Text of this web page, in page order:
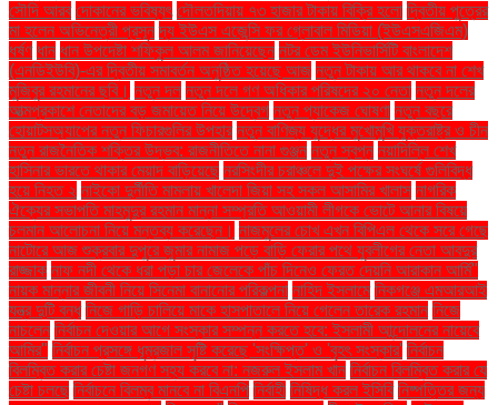
সৌদি আরব দোকানের ভবিষ্যৎ দৌলতদিয়ায় ৭৩ হাজার টাকায় বিক্রি হলো দ্বিতীয় পুত্রের
মা হলেন অভিনেত্রী প্রসূন দ্য ইউএস এজেন্সি ফর গ্লোবাল মিডিয়া (ইউএসএজিএম)
ধর্ষণ ধান ধান উপদেষ্টা শফিকুল আলম জানিয়েছেন নটর ডেম ইউনিভার্সিটি বাংলাদেশ
(এনডিইউবি)-এর দ্বিতীয় সমাবর্তন অনুষ্ঠিত হয়েছে আজ নতুন টাকায় আর থাকবে না শেখ
মুজিবুর রহমানের ছবি। নতুন দল নতুন দলে গণ অধিকার পরিষদের ২০ নেতা নতুন দলের
আত্মপ্রকাশে নেতাদের বড় জমায়েত নিয়ে উদ্বেগ নতুন প্যাকেজ ঘোষণা নতুন বছরে
হোয়াটসঅ্যাপের নতুন ফিচারগুলির উপহার নতুন বাণিজ্য যুদ্ধের মুখোমুখি যুক্তরাষ্ট্র ও চীন
নতুন রাজনৈতিক শক্তির উদ্ভব: রাজনীতিতে নানা গুঞ্জন নতুন স্বপ্ন নয়াদিল্লি শেখ
হাসিনার ভারতে থাকার মেয়াদ বাড়িয়েছে নরসিংদীর চরাঞ্চলে দুই পক্ষের সংঘর্ষে গুলিবিদ্ধ
হয়ে নিহত ২ নাইকো দুর্নীতি মামলায় খালেদা জিয়া সহ সকল আসামির খালাস নাগরিক
ঐক্যের সভাপতি মাহমুদুর রহমান মান্না সম্প্রতি আওয়ামী লীগকে ভোটে আনার বিষয়ে
চলমান আলোচনা নিয়ে মন্তব্য করেছেন। নাজমুলের চোখ এখন বিপিএল থেকে সরে গেছে
নাটোরে আজ শুক্রবার দুপুরে জুমার নামাজ পড়ে বাড়ি ফেরার পথে যুবলীগের নেতা আবদুর
রাজ্জাক নাফ নদী থেকে ধরা পড়া চার জেলেকে পাঁচ দিনেও ফেরত দেয়নি আরাকান আর্মি"
নায়ক মান্নার জীবনী নিয়ে সিনেমা বানানোর পরিকল্পনা নাহিদ ইসলামে নিকগঞ্জে এমআরআই
যন্ত্র দুটি বন্ধ নিজে গাড়ি চালিয়ে মাকে হাসপাতালে নিয়ে গেলেন তারেক রহমান নিজে
নাচলেন নির্বাচন দেওয়ার আগে সংস্কার সম্পন্ন করতে হবে: ইসলামী আন্দোলনের নায়েবে
আমির" নির্বাচন প্রসঙ্গে ধূম্রজাল সৃষ্টি করেছে 'সংক্ষিপ্ত' ও 'বৃহৎ সংস্কার' নির্বাচন
বিলম্বিত করার চেষ্টা জনগণ সহ্য করবে না: নজরুল ইসলাম খান নির্বাচন বিলম্বিত করার যে
চেষ্টা চলছে নির্বাচনে বিলম্ব মানবে না বিএনপি নির্বাহী নিষিদ্ধ করল ইসিবি নিষ্পত্তির জন্য